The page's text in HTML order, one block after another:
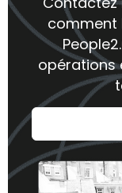
comment
opérations